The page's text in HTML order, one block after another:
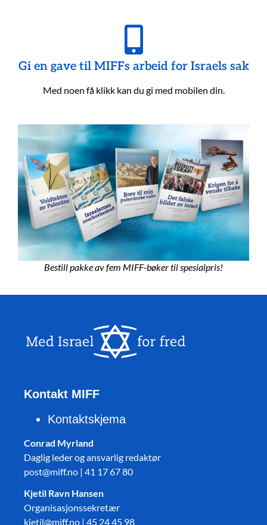
Gi en gave til MIFFs arbeid for Israels sak
Med noen få klikk kan du gi med mobilen din.
Bestill pakke av fem MIFF-bøker til spesialpris!
Kontakt MIFF
Kontaktskjema
Conrad Myrland
Daglig leder og ansvarlig redaktør
post@miff.no | 41 17 67 80
Kjetil Ravn Hansen
Organisasjonssekretær
kjetil@miff.no | 45 24 45 98